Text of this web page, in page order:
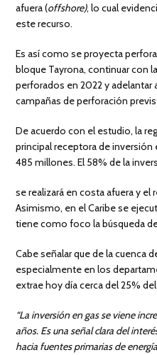
afuera (offshore), lo cual
este recurso.
Es así como se proyecta
bloque Tayrona, continuar con
perforados en 2022 y adelantar
campañas de perforación
De acuerdo con el estudio, la
principal receptora de
485 millones. El 58% de la
se realizará en costa afuera y el
Asimismo, en el Caribe se
tiene como foco la búsqueda
Cabe señalar que de la cuenca
especialmente en los
extrae hoy día cerca del 25%
“La inversión en gas se viene
años. Es una señal clara del
hacia fuentes primarias de